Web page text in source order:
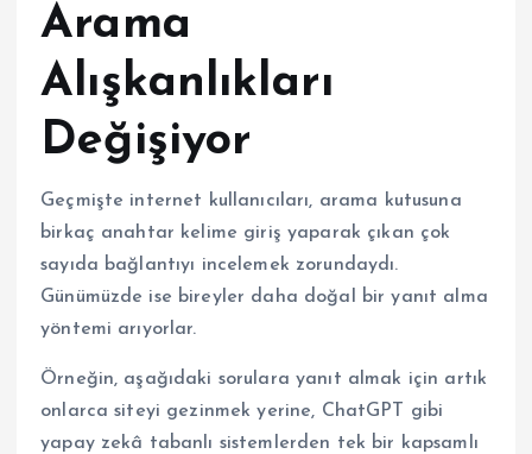
Arama
Alışkanlıkları
Değişiyor
Geçmişte internet kullanıcıları, arama kutusuna
birkaç anahtar kelime giriş yaparak çıkan çok
sayıda bağlantıyı incelemek zorundaydı.
Günümüzde ise bireyler daha doğal bir yanıt alma
yöntemi arıyorlar.
Örneğin, aşağıdaki sorulara yanıt almak için artık
onlarca siteyi gezinmek yerine, ChatGPT gibi
yapay zekâ tabanlı sistemlerden tek bir kapsamlı